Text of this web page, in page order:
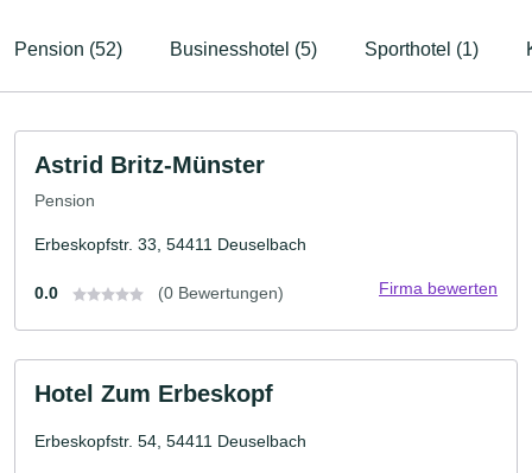
Pension (52) Businesshotel (5) Sporthotel (1)
Astrid Britz-Münster
Pension
Erbeskopfstr. 33, 54411 Deuselbach
0.0 (0 Bewertungen) Firma bewerten
Hotel Zum Erbeskopf
Erbeskopfstr. 54, 54411 Deuselbach